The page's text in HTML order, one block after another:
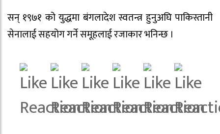
सन् १९७१ को युद्धमा बंगलादेश स्वतन्त्र हुनुअघि पाकिस्तानी
सेनालाई सहयोग गर्ने समूहलाई रजाकार भनिन्छ ।